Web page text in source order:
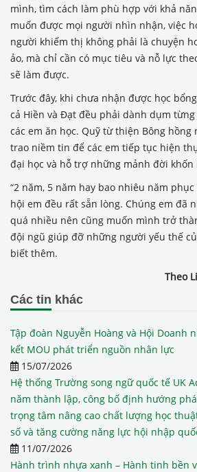
mình, tìm cách làm phù hợp với khả
muốn được mọi người nhìn nhận, việc
người khiếm thị không phải là chuyện
ảo, mà chỉ cần có mục tiêu và nỗ lực
sẽ làm được.
Trước đây, khi chưa nhận được học
cả Hiền và Đạt đều phải dành dụm
các em ăn học. Quỹ từ thiện Bông hồng
trao niềm tin để các em tiếp tục hiện
đại học và hỗ trợ những mảnh đời khốn
“2 năm, 5 năm hay bao nhiêu năm phục
hội em đều rất sẵn lòng. Chúng em đã
quá nhiều nên cũng muốn mình trở
đội ngũ giúp đỡ những người yếu thế
biết thêm.
Theo
Các tin khác
Tập đoàn Nguyễn Hoàng và Hội Doanh
kết MOU phát triển nguồn nhân lực
15/07/2026
Hệ thống Trường song ngữ quốc tế UK
năm thành lập, công bố định hướng
trọng tâm nâng cao chất lượng học
số và tăng cường năng lực hội nhập
11/07/2026
Hành trình nhựa xanh – Hành tinh bền